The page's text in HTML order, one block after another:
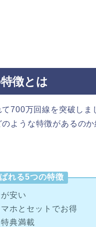
徴とは
て700万回線を突破しま
のような特徴があるのか
れる5つの特徴
安い
マホとセットでお得
典満載